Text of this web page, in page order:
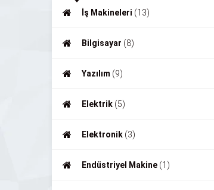
İş Makineleri (13)
Bilgisayar (8)
Yazılım (9)
Elektrik (5)
Elektronik (3)
Endüstriyel Makine (1)